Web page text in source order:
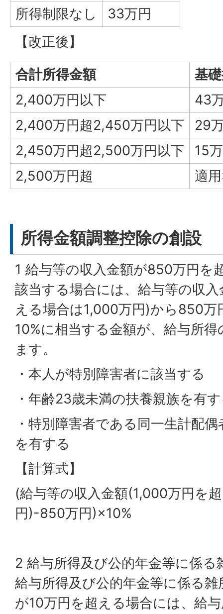
所得制限なし
33万円
【改正後】
合計所得金額
基
2,400万円以下
43
2,400万円超2,450万円以下
29
2,450万円超2,500万円以下
15
2,500万円超
適
所得金額調整控除の創設
1 給与等の収入金額が850万円を
該当する場合には、給与等の収
える場合は1,000万円)から850万
10%に相当する金額が、給与所
ます。
・本人が特別障害者に該当する
・年齢23歳未満の扶養親族を有
・特別障害者である同一生計配
を有する
【計算式】
(給与等の収入金額(1,000万円を
円)-850万円)×10%
2 給与所得及び公的年金等に係
給与所得及び公的年金等に係る
が10万円を超える場合には、給